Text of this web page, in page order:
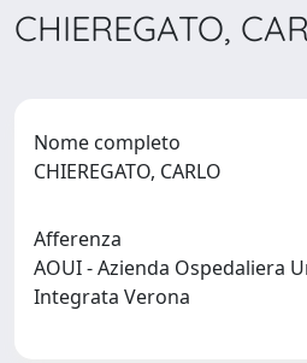
CHIEREGATO,
Nome completo
CHIEREGATO, CARLO
Afferenza
AOUI - Azienda Ospedaliera
Integrata Verona